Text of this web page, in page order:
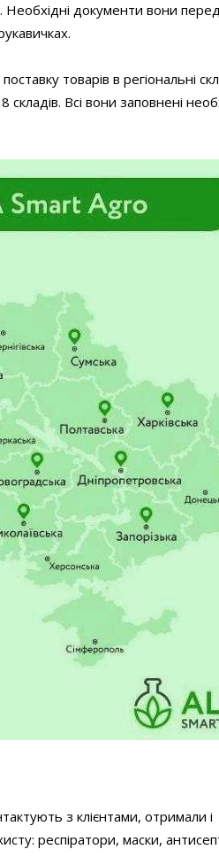
Необхідні документи вони
товарів в регіональні
Всі вони заповнені
з клієнтами, отримали і
респіратори, маски,